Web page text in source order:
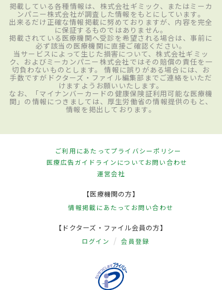
掲載している各種情報は、株式会社ギミック、またはミーカ
ンパニー株式会社が調査した情報をもとにしています。
出来るだけ正確な情報掲載に努めておりますが、内容を完全
に保証するものではありません。
掲載されている医療機関へ受診を希望される場合は、事前に
必ず該当の医療機関に直接ご確認ください。
当サービスによって生じた損害について、株式会社ギミッ
ク、およびミーカンパニー株式会社ではその賠償の責任を一
切負わないものとします。 情報に誤りがある場合には、お
手数ですがドクターズ・ファイル編集部までご連絡をいただ
けますようお願いいたします。
なお、「マイナンバーカードの健康保険証利用可能な医療機
関」の情報につきましては、厚生労働省の情報提供のもと、
情報を掲出しております。
ご利用にあたってプライバシーポリシー
医療広告ガイドラインについてお問い合わせ
運営会社
【医療機関の方】
情報掲載にあたって お問い合わせ
【ドクターズ・ファイル会員の方】
ログイン 会員登録